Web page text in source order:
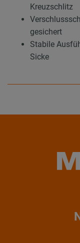
Kreuzschlitz
gesichert
Stabile
Sicke